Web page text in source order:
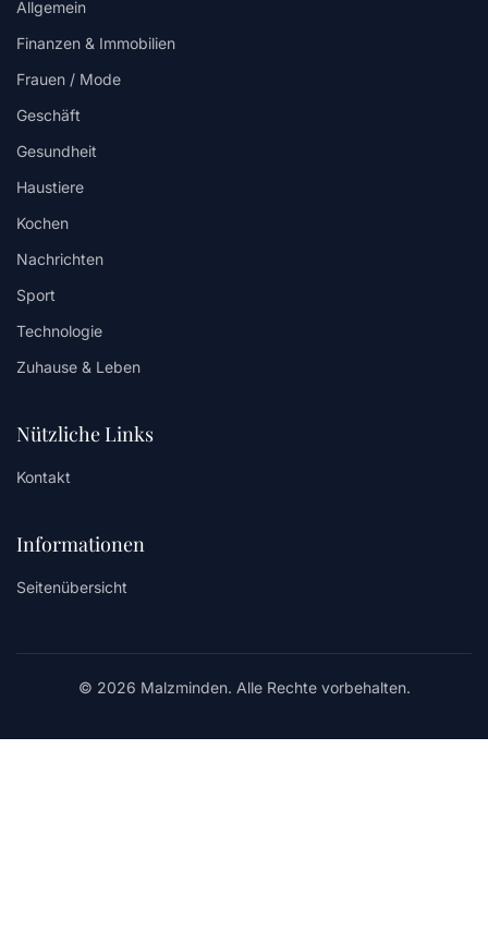
Allgemein
Finanzen & Immobilien
Frauen / Mode
Geschäft
Gesundheit
Haustiere
Kochen
Nachrichten
Sport
Technologie
Zuhause & Leben
Nützliche Links
Kontakt
Informationen
Seitenübersicht
© 2026 Malzminden. Alle Rechte vorbehalten.